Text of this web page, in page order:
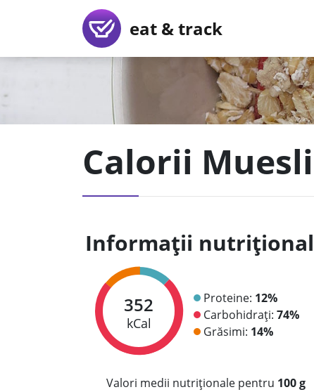
eat & track
Calorii
Informații
352
kCal
Proteine: 12%
Carbohidrați: 74%
Grăsimi: 14%
Valori medii nutriționale pentru 100 g